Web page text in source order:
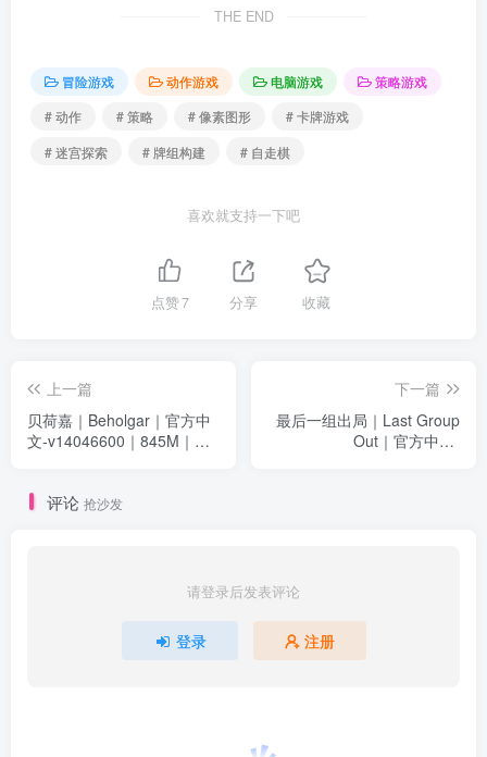
THE END
冒险游戏 动作游戏 电脑游戏
策略游戏
# 动作
# 策略 # 像素图形
# 卡牌游戏
# 迷宫探索
# 牌组构建 # 自走棋
喜欢就支持一下吧
点赞7 分享 收藏
上一篇
贝荷嘉｜Beholgar｜官方中
文-v14046600｜845M｜免
下一篇
最后一组出局｜Last Group
Out｜官方中文-
评论 抢沙发
请登录后发表评论
登录 注册